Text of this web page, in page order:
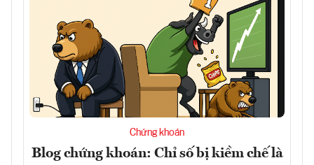
Chứng khoán
Blog chứng khoán: Chỉ số bị kiềm chế là